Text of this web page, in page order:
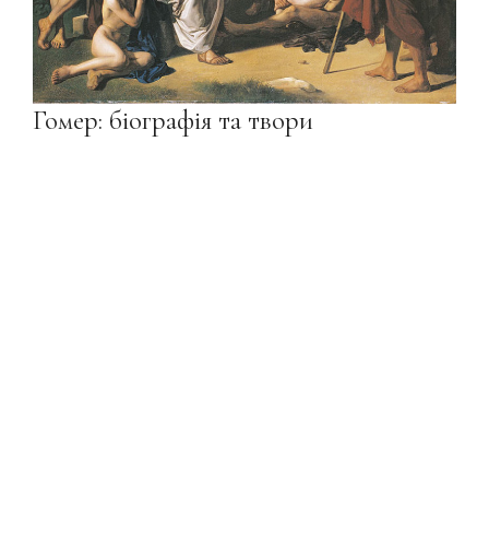
Гомер: біографія та твори